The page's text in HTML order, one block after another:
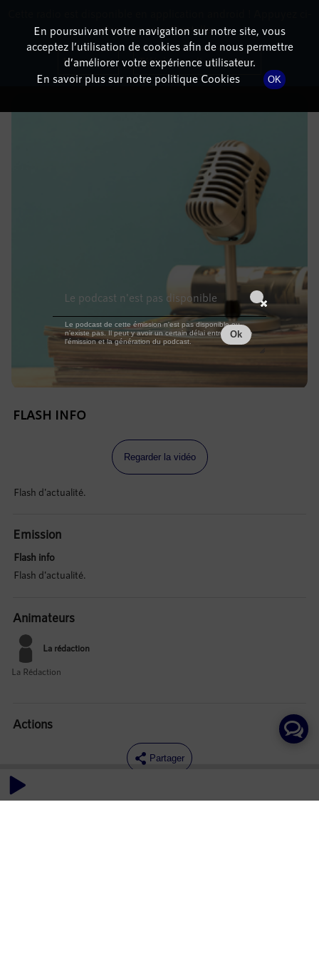
DÉTAILS DE L'ÉPISODE
9 août 2022 à 10h59, durée : Invalid date
FLASH INFO
Regarder la vidéo
Flash d'actualité.
Emission
Flash info
Flash d'actualité.
Animateurs
La rédaction
La Rédaction
Actions
Partager
Commentaires
En poursuivant votre navigation sur notre site, vous
acceptez l’utilisation de cookies afin de nous permettre
d’améliorer votre expérience utilisateur.
En savoir plus sur notre politique Cookies
OK
dessous pour l'installer.
Non merci Télécharger l'application
Le podcast n'est pas disponible
Le podcast de cette émission n'est pas disponible ou
n'existe pas. Il peut y avoir un certain délai entre la fin de
l'émission et la génération du podcast.
Ok